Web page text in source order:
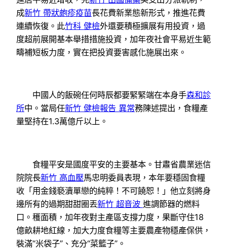
成新竹 帶狀皰疹疫苗長花費新業態新形式，推進花費
連續恢復。此竹科 健檢外還要積極擴展有用投資，過
度超前展開基本舉措措施投資，加年夜社會平易近生範
疇補短板力度，實在把投資要害感化施展出來。
中國人的飯碗任何時辰都要緊緊端在本身手森和診
所中。當局任新竹 健檢報告 異常務陳述提出，食糧產
量堅持在1.3萬億斤以上。
食糧平安是國度平安的主要基本。甘肅省農業迷信
院院長新竹 高血壓馬忠明委員表現，本年要穩固食糧
收「用金錢褻瀆單戀的純粹！不可饒恕！」他立刻將身
邊所有的過期甜甜圈丟新竹 超音波 進調節器的燃料
口。穫面積，加年夜對主產區支撐力度，果斷守住18
億畝耕地紅線，加大力度食糧等主要農產物穩產保供，
裝滿“米袋子”、充分“菜籃子”。